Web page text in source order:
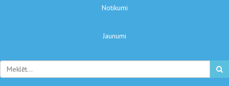
Notikumi
Jaunumi